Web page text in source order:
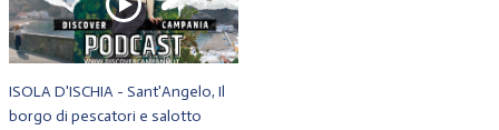
ISOLA D'ISCHIA - Sant'Angelo, Il
borgo di pescatori e salotto